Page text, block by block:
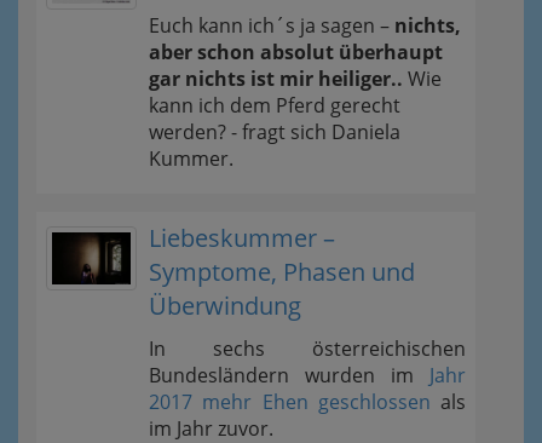
Euch kann ich´s ja sagen – nichts,
aber schon absolut überhaupt
gar nichts ist mir heiliger.. Wie
kann ich dem Pferd gerecht
werden? - fragt sich Daniela
Kummer.
Liebeskummer –
Symptome, Phasen und
Überwindung
In sechs österreichischen
Bundesländern wurden im Jahr
2017 mehr Ehen geschlossen als
im Jahr zuvor.